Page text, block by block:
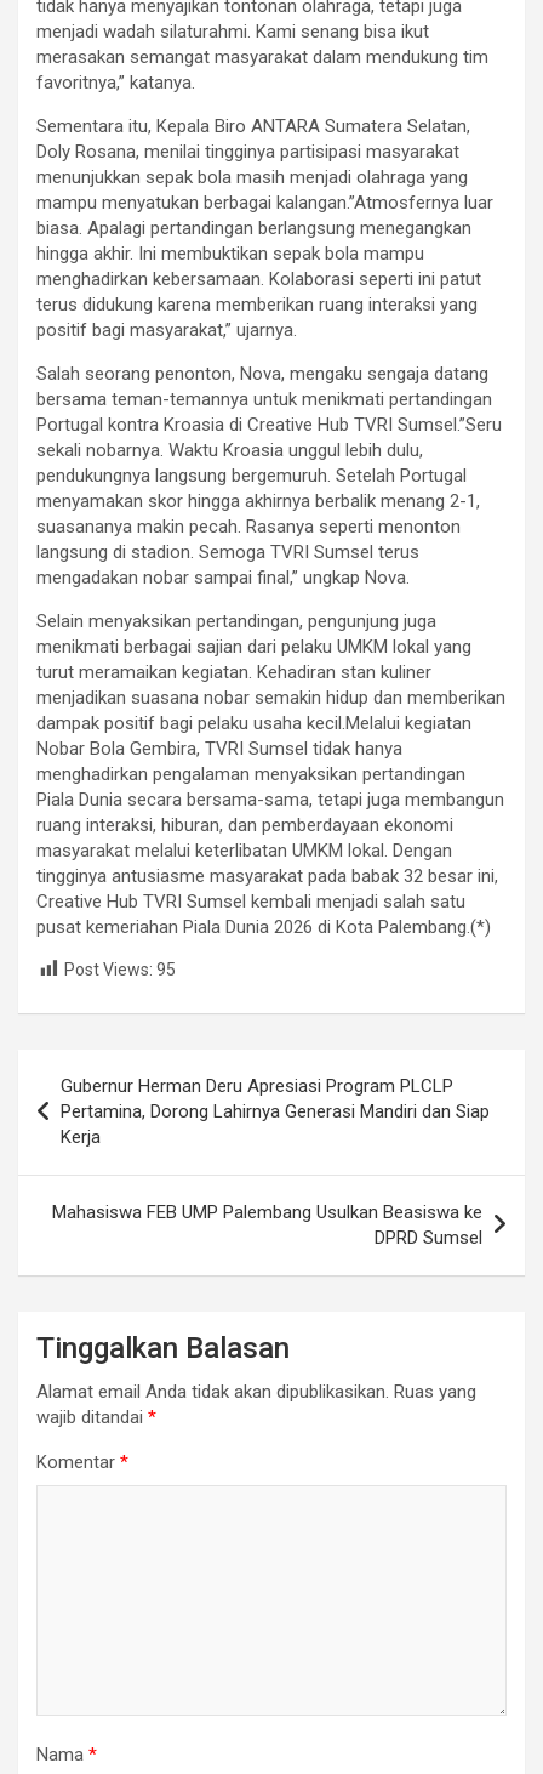
tidak hanya menyajikan tontonan olahraga, tetapi juga
menjadi wadah silaturahmi. Kami senang bisa ikut
merasakan semangat masyarakat dalam mendukung tim
favoritnya,” katanya.
Sementara itu, Kepala Biro ANTARA Sumatera Selatan,
Doly Rosana, menilai tingginya partisipasi masyarakat
menunjukkan sepak bola masih menjadi olahraga yang
mampu menyatukan berbagai kalangan.”Atmosfernya luar
biasa. Apalagi pertandingan berlangsung menegangkan
hingga akhir. Ini membuktikan sepak bola mampu
menghadirkan kebersamaan. Kolaborasi seperti ini patut
terus didukung karena memberikan ruang interaksi yang
positif bagi masyarakat,” ujarnya.
Salah seorang penonton, Nova, mengaku sengaja datang
bersama teman-temannya untuk menikmati pertandingan
Portugal kontra Kroasia di Creative Hub TVRI Sumsel.”Seru
sekali nobarnya. Waktu Kroasia unggul lebih dulu,
pendukungnya langsung bergemuruh. Setelah Portugal
menyamakan skor hingga akhirnya berbalik menang 2-1,
suasananya makin pecah. Rasanya seperti menonton
langsung di stadion. Semoga TVRI Sumsel terus
mengadakan nobar sampai final,” ungkap Nova.
Selain menyaksikan pertandingan, pengunjung juga
menikmati berbagai sajian dari pelaku UMKM lokal yang
turut meramaikan kegiatan. Kehadiran stan kuliner
menjadikan suasana nobar semakin hidup dan memberikan
dampak positif bagi pelaku usaha kecil.Melalui kegiatan
Nobar Bola Gembira, TVRI Sumsel tidak hanya
menghadirkan pengalaman menyaksikan pertandingan
Piala Dunia secara bersama-sama, tetapi juga membangun
ruang interaksi, hiburan, dan pemberdayaan ekonomi
masyarakat melalui keterlibatan UMKM lokal. Dengan
tingginya antusiasme masyarakat pada babak 32 besar ini,
Creative Hub TVRI Sumsel kembali menjadi salah satu
pusat kemeriahan Piala Dunia 2026 di Kota Palembang.(*)
Post Views: 95
pos
Gubernur Herman Deru Apresiasi Program PLCLP
Pertamina, Dorong Lahirnya Generasi Mandiri dan Siap
Kerja
Mahasiswa FEB UMP Palembang Usulkan Beasiswa ke
DPRD Sumsel
Tinggalkan Balasan
Alamat email Anda tidak akan dipublikasikan. Ruas yang
wajib ditandai *
Komentar *
Nama *